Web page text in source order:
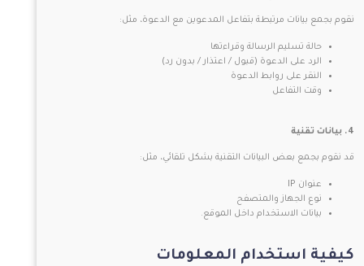
نقوم بجمع بيانات مرتبطة بتفاعل المدعوين مع الدعوة، مثل:
حالة تسليم الرسالة وقراءتها
الرد على الدعوة (قبول / اعتذار / بدون رد)
النقر على روابط الدعوة
وقت التفاعل
4. بيانات تقنية
قد نقوم بجمع بعض البيانات التقنية بشكل تلقائي، مثل:
عنوان IP
نوع الجهاز والمتصفح
بيانات الاستخدام داخل الموقع.
كيفية استخدام المعلومات